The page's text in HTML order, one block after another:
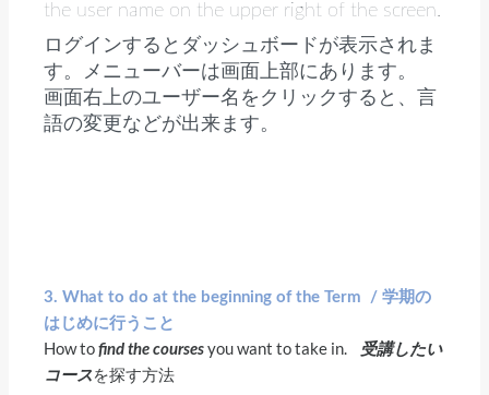
the user name on the upper right of the screen.
ログインするとダッシュボードが表示されま
す。メニューバーは画面上部にあります。
画面右上のユーザー名をクリックすると、言
語の変更などが出来ます。
3. What to do at the beginning of the Term / 学期の
はじめに行うこと
How to find the courses you want to take in.
受講したい
コース を探す方法